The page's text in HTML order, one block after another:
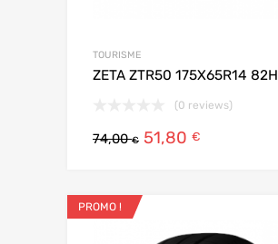
TOURISME
ZETA ZTR50 175X65R14 82H
(0 reviews)
74,00€ 51,80 €
PROMO !